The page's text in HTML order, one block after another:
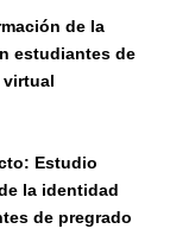
de la
estudiantes de
virtual
Estudio
la identidad
de pregrado